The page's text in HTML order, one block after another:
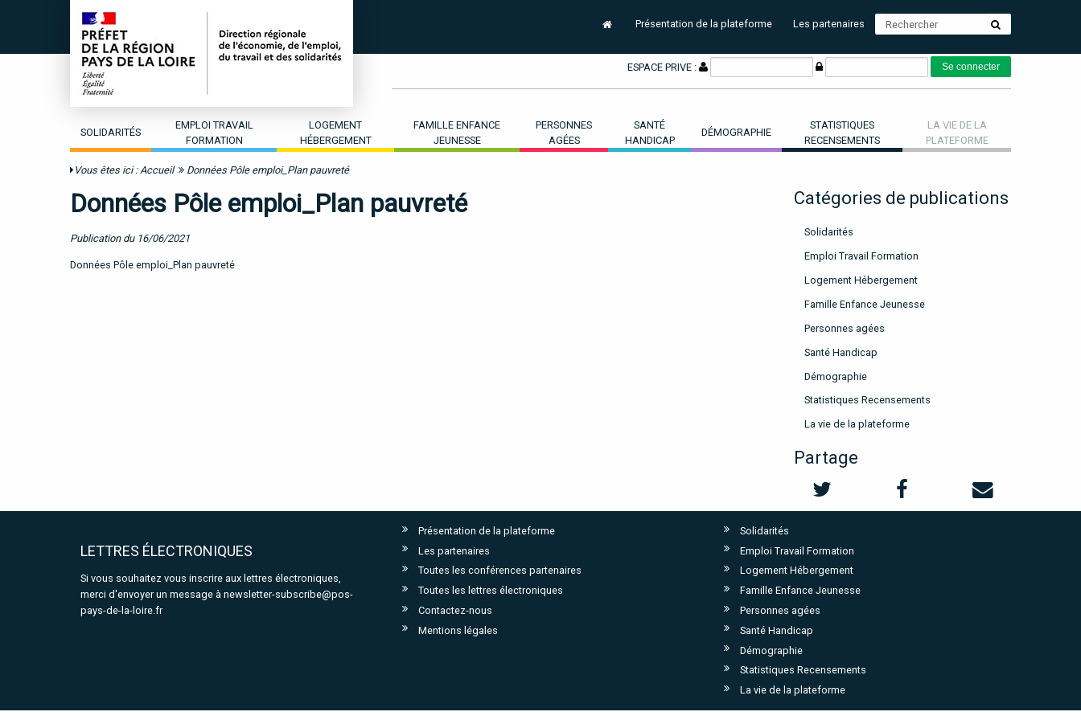
Présentation de la plateforme Les partenaires
ESPACE PRIVE :
SOLIDARITÉS
EMPLOI TRAVAIL
FORMATION
LOGEMENT
HÉBERGEMENT
FAMILLE ENFANCE
JEUNESSE
PERSONNES
AGÉES
SANTÉ
HANDICAP
DÉMOGRAPHIE
STATISTIQUES
RECENSEMENTS
LA VIE DE LA
PLATEFORME
Vous êtes ici : Accueil Données Pôle emploi_Plan pauvreté
Données Pôle emploi_Plan pauvreté
Publication du 16/06/2021
Données Pôle emploi_Plan pauvreté
Catégories de publications
Solidarités
Emploi Travail Formation
Logement Hébergement
Famille Enfance Jeunesse
Personnes agées
Santé Handicap
Démographie
Statistiques Recensements
La vie de la plateforme
Partage
LETTRES ÉLECTRONIQUES
Si vous souhaitez vous inscrire aux lettres électroniques,
merci d'envoyer un message à newsletter-subscribe@pos-
pays-de-la-loire.fr
Présentation de la plateforme
Les partenaires
Toutes les conférences partenaires
Toutes les lettres électroniques
Contactez-nous
Mentions légales
Solidarités
Emploi Travail Formation
Logement Hébergement
Famille Enfance Jeunesse
Personnes agées
Santé Handicap
Démographie
Statistiques Recensements
La vie de la plateforme